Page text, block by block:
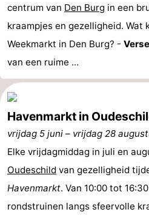
en
Zeezicht
Strandhuys
-
Strandplevier
Bed
(&
breakfasts)
Campings
Hotels
Vakantiehuizen
't
-
centrum van Den Burg in een
kraampjes en gezelligheid. Wat
Weekmarkt in Den Burg? -
van een ruime ...
Havenmarkt in
vrijdag 5 juni – vrijdag 28
Elke vrijdagmiddag in juli en
Oudeschild van gezelligheid
Havenmarkt. Van 10:00 tot
rondstruinen langs sfeervolle